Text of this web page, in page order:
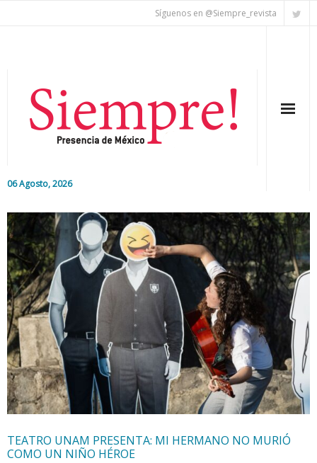
Síguenos en @Siempre_revista
06 Agosto, 2026
Editorial
Nacional
Colaboradores
Internacional
Cultura
TEATRO UNAM PRESENTA: MI HERMANO NO MURIÓ
COMO UN NIÑO HÉROE